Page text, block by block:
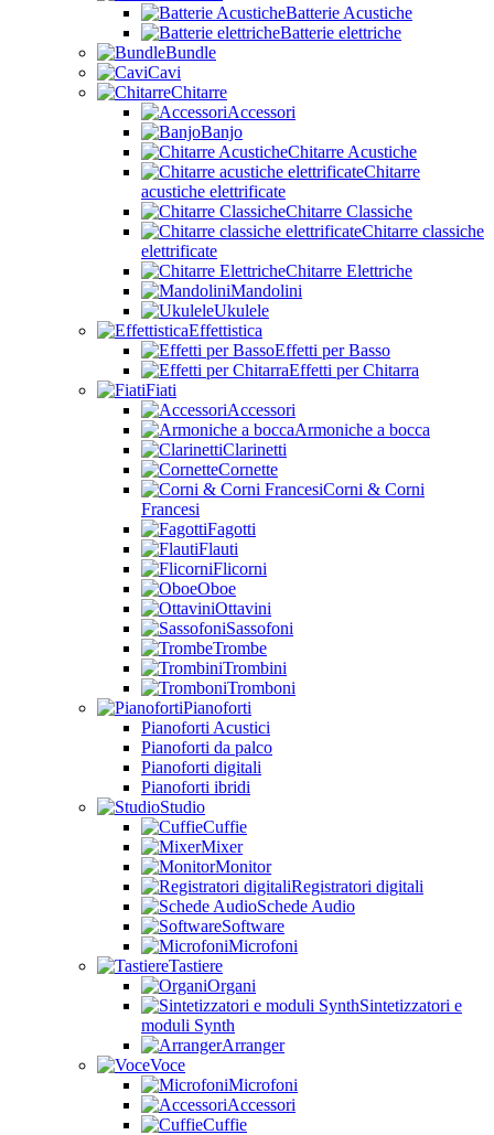
Batterie Acustiche
Batterie elettriche
Bundle
Cavi
Chitarre
Accessori
Banjo
Chitarre Acustiche
Chitarre
acustiche elettrificate
Chitarre Classiche
Chitarre classiche
elettrificate
Chitarre Elettriche
Mandolini
Ukulele
Effettistica
Effetti per Basso
Effetti per Chitarra
Fiati
Accessori
Armoniche a bocca
Clarinetti
Cornette
Corni & Corni
Francesi
Fagotti
Flauti
Flicorni
Oboe
Ottavini
Sassofoni
Trombe
Trombini
Tromboni
Pianoforti
Pianoforti Acustici
Pianoforti da palco
Pianoforti digitali
Pianoforti ibridi
Studio
Cuffie
Mixer
Monitor
Registratori digitali
Schede Audio
Software
Microfoni
Tastiere
Organi
Sintetizzatori e
moduli Synth
Arranger
Voce
Microfoni
Accessori
Cuffie